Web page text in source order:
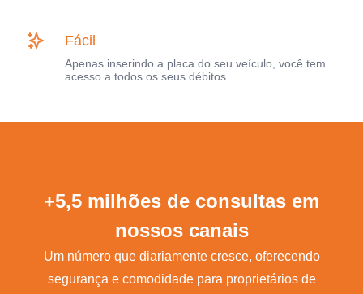
Fácil
Apenas inserindo a placa do seu veículo, você tem
acesso a todos os seus débitos.
+5,5 milhões de consultas em
nossos canais
Um número que diariamente cresce, oferecendo
segurança e comodidade para proprietários de